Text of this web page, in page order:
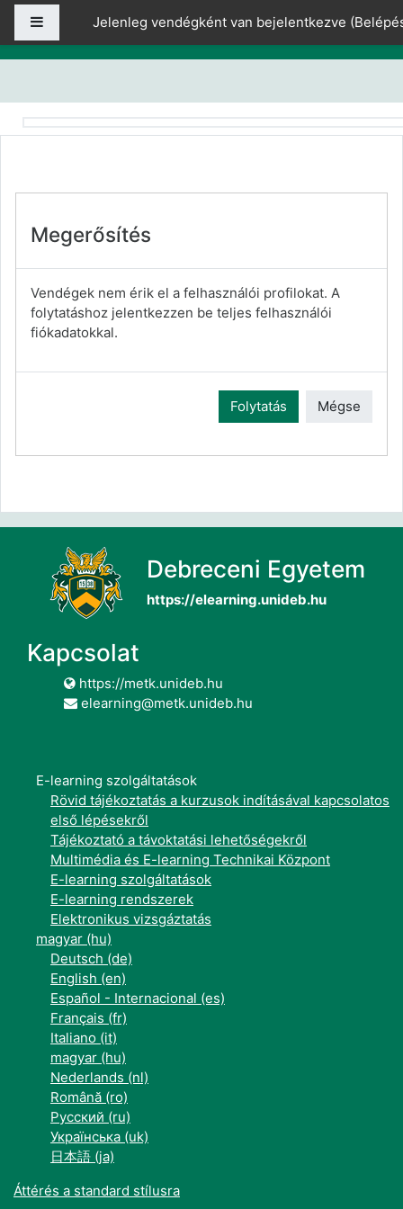
Tovább a fő tartalomhoz
OldalpanelJelenleg vendégként van bejelentkezve (
Megerősítés
Vendégek nem érik el a felhasználói profilokat. A
folytatáshoz jelentkezzen be teljes felhasználói
fiókadatokkal.
Folytatás Mégse
Debreceni Egyetem
https://elearning.unideb.hu
Kapcsolat
https://metk.unideb.hu
elearning@metk.unideb.hu
E-learning szolgáltatások
Rövid tájékoztatás a kurzusok indításával kapcsolatos
első lépésekről
Tájékoztató a távoktatási lehetőségekről
Multimédia és E-learning Technikai Központ
E-learning szolgáltatások
E-learning rendszerek
Elektronikus vizsgáztatás
magyar ‎(hu)‎
Deutsch ‎(de)‎
English ‎(en)‎
Español - Internacional ‎(es)‎
Français ‎(fr)‎
Italiano ‎(it)‎
magyar ‎(hu)‎
Nederlands ‎(nl)‎
Română ‎(ro)‎
Русский ‎(ru)‎
Українська ‎(uk)‎
日本語 ‎(ja)‎
Áttérés a standard stílusra